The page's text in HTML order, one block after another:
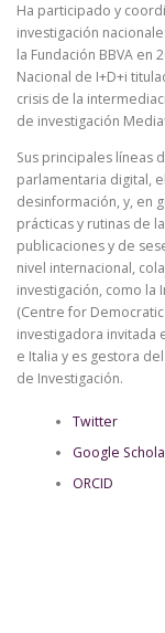
Ha participado y
investigación
la Fundación BBVA en
Nacional de I+D+i
crisis de la
de investigación
Sus principales líneas
parlamentaria digital,
desinformación, y, en
prácticas y rutinas de
publicaciones y de
nivel internacional,
investigación, como la
(Centre for
investigadora invitada
e Italia y es gestora
de Investigación.
Twitter
Google
ORCID